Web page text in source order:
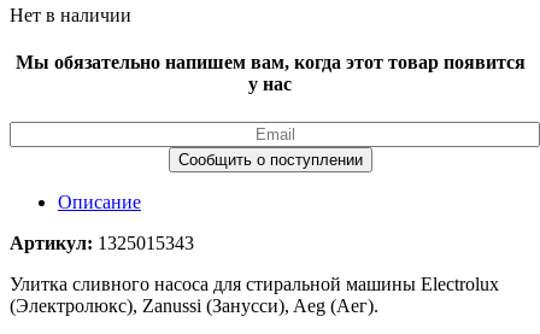
Нет в наличии
Мы обязательно напишем вам, когда этот товар появится
у нас
Описание
Артикул: 1325015343
Улитка сливного насоса для стиральной машины Electrolux
(Электролюкс), Zanussi (Занусси), Aeg (Аег).